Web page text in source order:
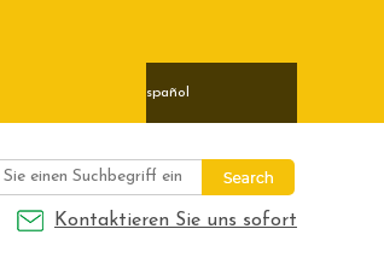
Español
Kontaktieren Sie uns sofort